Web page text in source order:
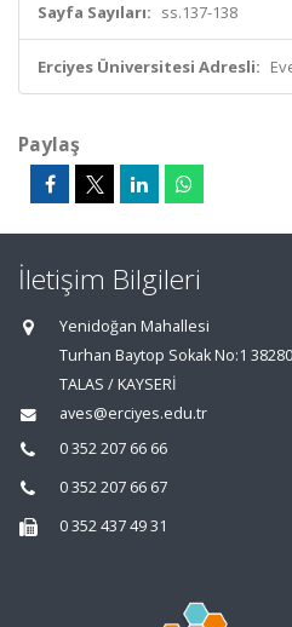
Sayfa Sayıları: ss.137-138
Erciyes Üniversitesi Adresli:
Paylaş
İletişim Bilgileri
Yenidoğan Mahallesi
Turhan Baytop Sokak No:1 38280
TALAS / KAYSERİ
aves@erciyes.edu.tr
0 352 207 66 66
0 352 207 66 67
0 352 437 49 31